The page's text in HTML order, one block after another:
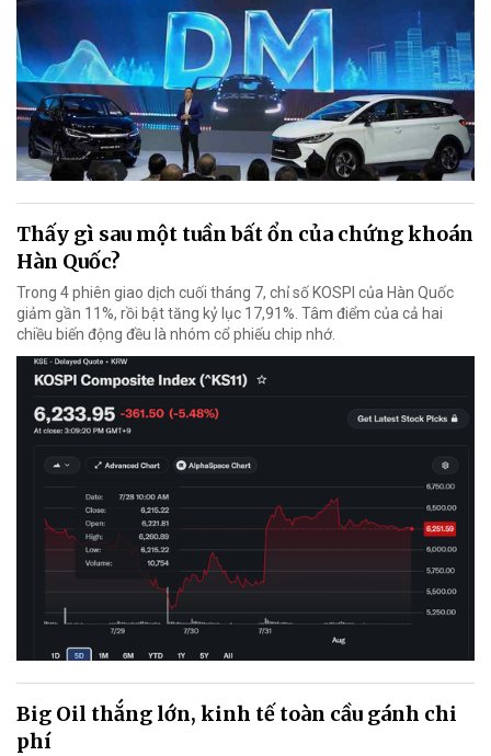
Thấy gì sau một tuần bất ổn của chứng khoán
Hàn Quốc?
Trong 4 phiên giao dịch cuối tháng 7, chỉ số KOSPI của Hàn Quốc
giảm gần 11%, rồi bật tăng kỷ lục 17,91%. Tâm điểm của cả hai
chiều biến động đều là nhóm cổ phiếu chip nhớ.
Big Oil thắng lớn, kinh tế toàn cầu gánh chi
phí